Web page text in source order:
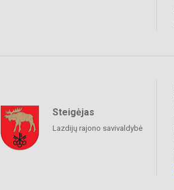
Steigėjas
Lazdijų rajono savivaldybė